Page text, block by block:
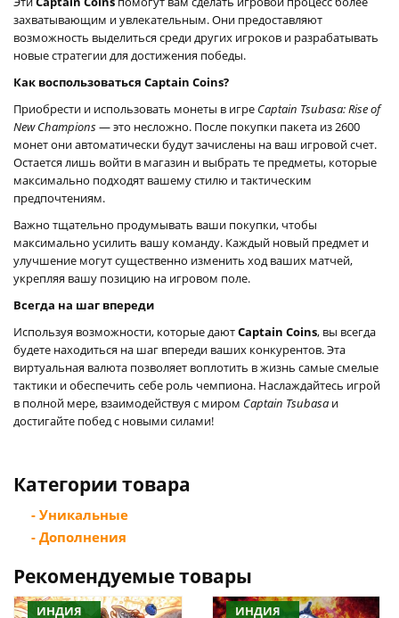
захватывающим и увлекательным. Они предоставляют
возможность выделиться среди других игроков и разрабатывать
новые стратегии для достижения победы.
Как воспользоваться Captain Coins?
Приобрести и использовать монеты в игре Captain Tsubasa: Rise of
New Champions— это несложно. После покупки пакета из 2600
монет они автоматически будут зачислены на ваш игровой счет.
Остается лишь войти в магазин и выбрать те предметы, которые
максимально подходят вашему стилю и тактическим
предпочтениям.
Важно тщательно продумывать ваши покупки, чтобы
максимально усилить вашу команду. Каждый новый предмет и
улучшение могут существенно изменить ход ваших матчей,
укрепляя вашу позицию на игровом поле.
Всегда на шаг впереди
Используя возможности, которые даютCaptain Coins, вы всегда
будете находиться на шаг впереди ваших конкурентов. Эта
виртуальная валюта позволяет воплотить в жизнь самые смелые
тактики и обеспечить себе роль чемпиона. Наслаждайтесь игрой
в полной мере, взаимодействуя с миром Captain Tsubasa и
достигайте побед с новыми силами!
Категории товара
- Уникальные
- Дополнения
Рекомендуемые товары
ИНДИЯ
ИНДИЯ